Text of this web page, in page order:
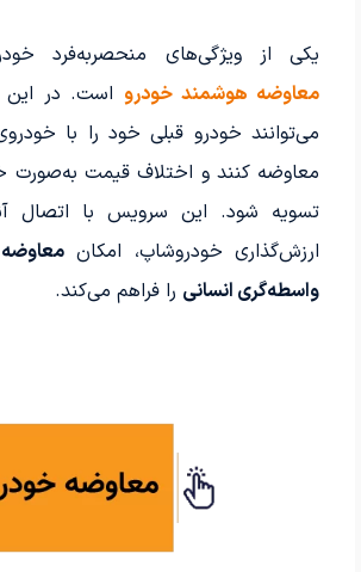
یکی از ویژگی‌های منحصربه‌فرد
معاوضه هوشمند خودرواست. در این
می‌توانند خودرو قبلی خود را با
معاوضه کنند و اختلاف قیمت به‌صورت
تسویه شود. این سرویس با اتصال
ارزش‌گذاری خودروشاپ، امکان
واسطه‌گری انسانی را فراهم می‌کند.